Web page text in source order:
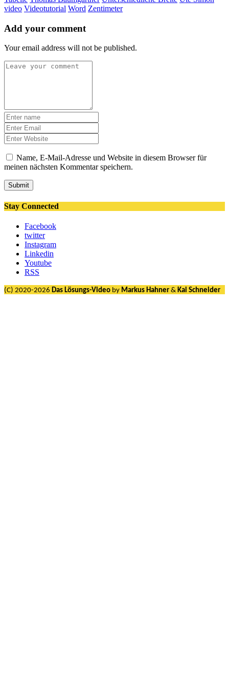
video Videotutorial Word Zentimeter
Add your comment
Your email address will not be published.
Name, E-Mail-Adresse und Website in diesem Browser für
meinen nächsten Kommentar speichern.
Submit
Stay Connected
Facebook
twitter
Instagram
Linkedin
Youtube
RSS
(C) 2020-2026 Das Lösungs-Video by Markus Hahner & Kai Schneider